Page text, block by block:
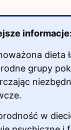
informacje:
dieta
grupy
w